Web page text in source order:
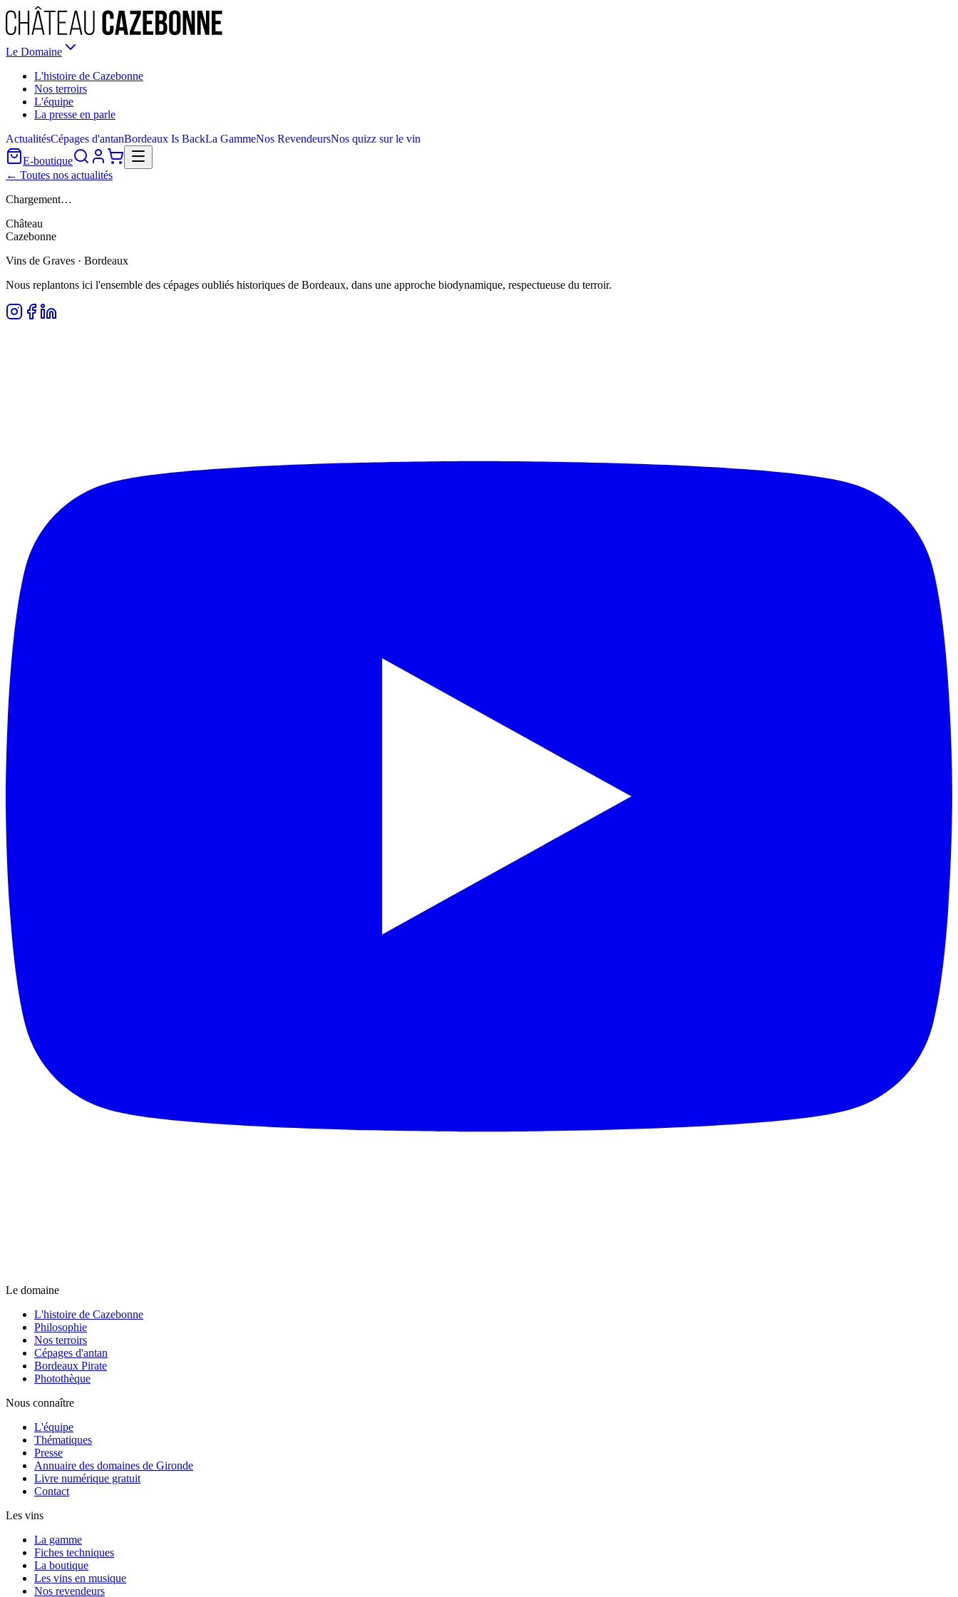
Le Domaine
L'histoire de Cazebonne
Nos terroirs
L'équipe
La presse en parle
ActualitésCépages d'antanBordeaux Is BackLa GammeNos RevendeursNos quizz sur le vin
E-boutique
← Toutes nos actualités
Chargement…
Château
Cazebonne
Vins de Graves · Bordeaux
Nous replantons ici l'ensemble des cépages oubliés historiques de Bordeaux, dans une approche biodynamique, respectueuse du terroir.
Le domaine
L'histoire de Cazebonne
Philosophie
Nos terroirs
Cépages d'antan
Bordeaux Pirate
Photothèque
Nous connaître
L'équipe
Thématiques
Presse
Annuaire des domaines de Gironde
Livre numérique gratuit
Contact
Les vins
La gamme
Fiches techniques
La boutique
Les vins en musique
Nos revendeurs